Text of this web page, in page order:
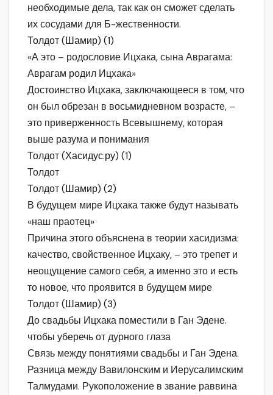
необходимые дела, так как он сможет сделать
их сосудами для Б-жественности.
Толдот (Шамир) (1)
«А это – родословие Ицхака, сына Аврагама:
Аврагам родил Ицхака»
Достоинство Ицхака, заключающееся в том, что
он был обрезан в восьмидневном возрасте, –
это приверженность Всевышнему, которая
выше разума и понимания
Толдот (Хасидус.ру) (1)
Толдот
Толдот (Шамир) (2)
В будущем мире Ицхака также будут называть
«наш праотец»
Причина этого объяснена в теории хасидизма:
качество, свойственное Ицхаку, – это трепет и
неощущение самого себя, а именно это и есть
то новое, что проявится в будущем мире
Толдот (Шамир) (3)
До свадьбы Ицхака поместили в Ган Эдене.
чтобы уберечь от дурного глаза
Связь между понятиями свадьбы и Ган Эдена.
Разница между Вавилонским и Иерусалимским
Талмудами. Рукоположение в званиe раввина